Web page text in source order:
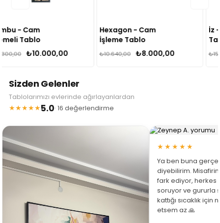
Hexagon - Cam
İşleme Tablo
₺8.000,00
₺10.640,00
İz - Cam İşleme
Tablo
₺11.500,00
₺15.295,00
Sizden Gelenler
Tablolarımızı evlerinde ağırlayanlardan
★★★★★5.0· 16 değerlendirme
★★★★★
Ya ben buna
diyebilirim.
fark ediyor, herkes
soruyor ve gururla
kattığı sıcaklık
etsem az 🙏